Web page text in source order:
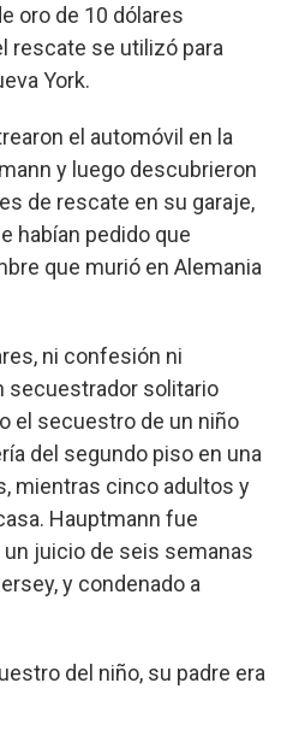
oro de 10 dólares
rescate se utilizó para
York.
el automóvil en la
y luego descubrieron
de rescate en su garaje,
habían pedido que
que murió en Alemania
ni confesión ni
secuestrador solitario
el secuestro de un niño
del segundo piso en una
mientras cinco adultos y
Hauptmann fue
juicio de seis semanas
y condenado a
del niño, su padre era